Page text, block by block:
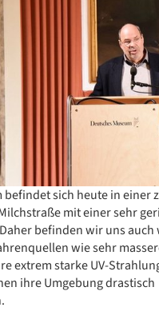
befindet sich heute in einer
mit einer sehr
befinden wir uns auch
wie sehr
extrem starke UV-
ihre Umgebung drastisch